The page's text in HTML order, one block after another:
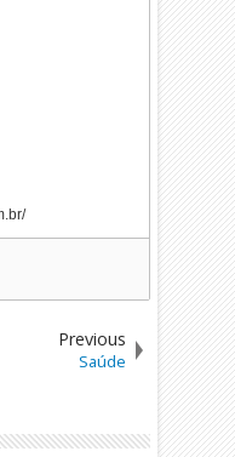
Previous
Saúde